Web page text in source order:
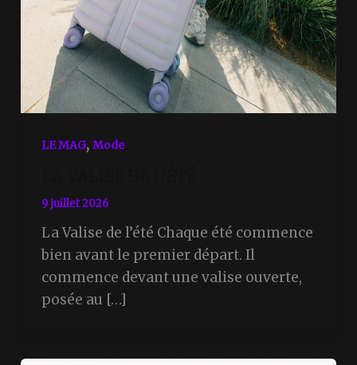
LE MAG, Mode
9 juillet 2026
La Valise de l’été Chaque été commence
bien avant le premier départ. Il
commence devant une valise ouverte,
posée au […]